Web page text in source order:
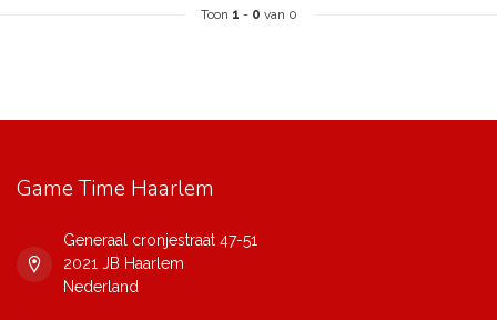
Toon 1 - 0 van 0
Game Time Haarlem
Generaal cronjestraat 47-51
2021 JB Haarlem
Nederland